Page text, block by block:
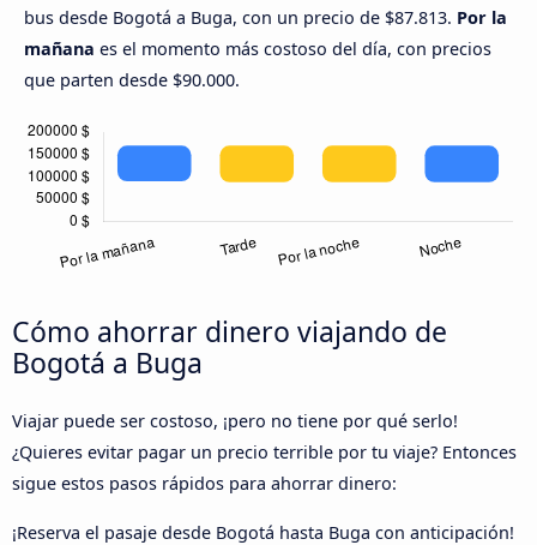
bus desde Bogotá a Buga, con un precio de $87.813. Por la
mañana es el momento más costoso del día, con precios
que parten desde $90.000.
Cómo ahorrar dinero viajando de
Bogotá a Buga
Viajar puede ser costoso, ¡pero no tiene por qué serlo!
¿Quieres evitar pagar un precio terrible por tu viaje? Entonces
sigue estos pasos rápidos para ahorrar dinero:
¡Reserva el pasaje desde Bogotá hasta Buga con anticipación!